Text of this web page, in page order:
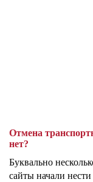
Отмена
нет?
Буквально
сайты начали